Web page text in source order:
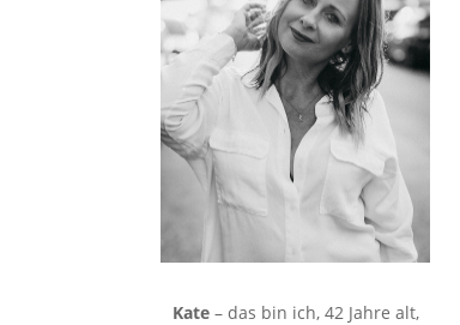
Kate– das bin ich, 42 Jahre alt,